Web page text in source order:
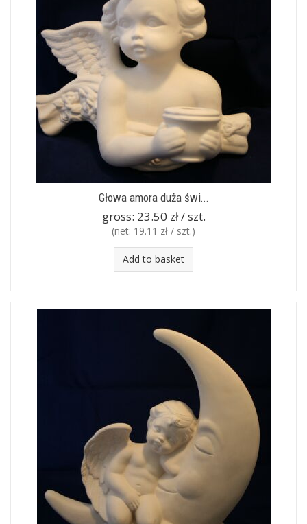
Głowa amora duża świ...
gross: 23.50 zł / szt.
(net: 19.11 zł / szt.)
Add to basket